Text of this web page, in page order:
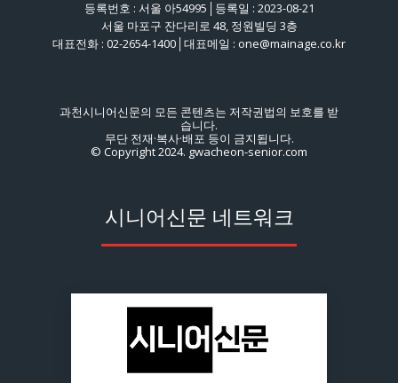
등록번호 : 서울 아54995│등록일 : 2023-08-21
서울 마포구 잔다리로 48, 정원빌딩 3층
대표전화 : 02-2654-1400│대표메일 : one@mainage.co.kr
과천시니어신문의 모든 콘텐츠는 저작권법의 보호를 받
습니다.
무단 전재·복사·배포 등이 금지됩니다.
© Copyright 2024. gwacheon-senior.com
시니어신문 네트워크